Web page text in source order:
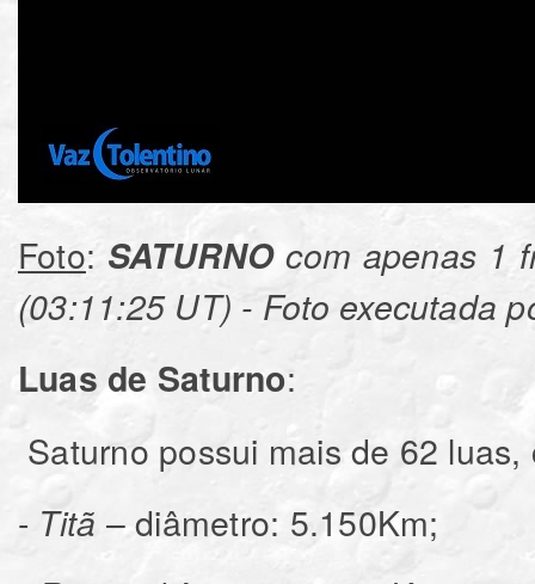
Foto: SATURNOcom apenas 1
(03:11:25 UT) - Foto executada
Luas de Saturno:
Saturno possui mais de 62
- Titã – diâmetro: 5.150Km;